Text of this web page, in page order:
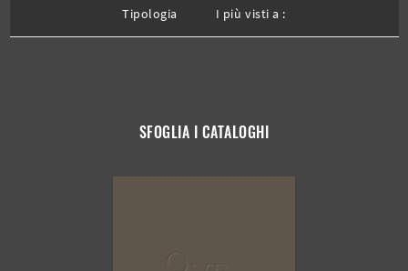
Tipologia I più visti a :
SFOGLIA I CATALOGHI